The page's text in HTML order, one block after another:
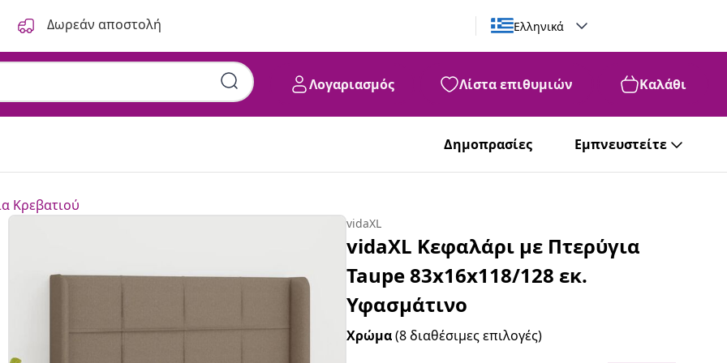
Δωρεάν αποστολή Ελληνικά
Λογαριασμός Λίστα επιθυμιών Καλάθι
Δημοπρασίες Εμπνευστείτε
Κρεβατιού
vidaXL
vidaXL Κεφαλάρι με Πτερύγια
Taupe 83x16x118/128 εκ.
Υφασμάτινο
Χρώμα(8 διαθέσιμες επιλογές)